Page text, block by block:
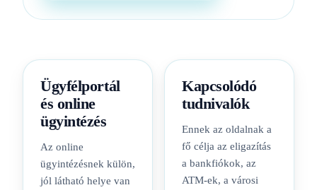
Ügyfélportál
és online
ügyintézés
Az online
ügyintézésnek külön,
jól látható helye van
Kapcsolódó
tudnivalók
Ennek az oldalnak a
fő célja az eligazítás
a bankfiókok, az
ATM-ek, a városi